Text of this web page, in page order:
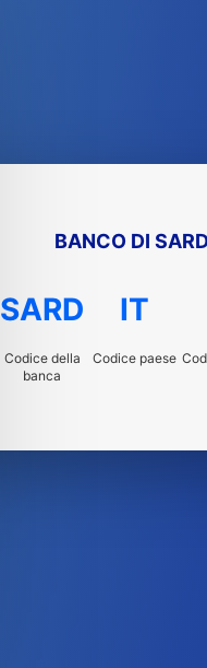
BANCO DI
SARD
Codice della
banca
IT
Codice paese